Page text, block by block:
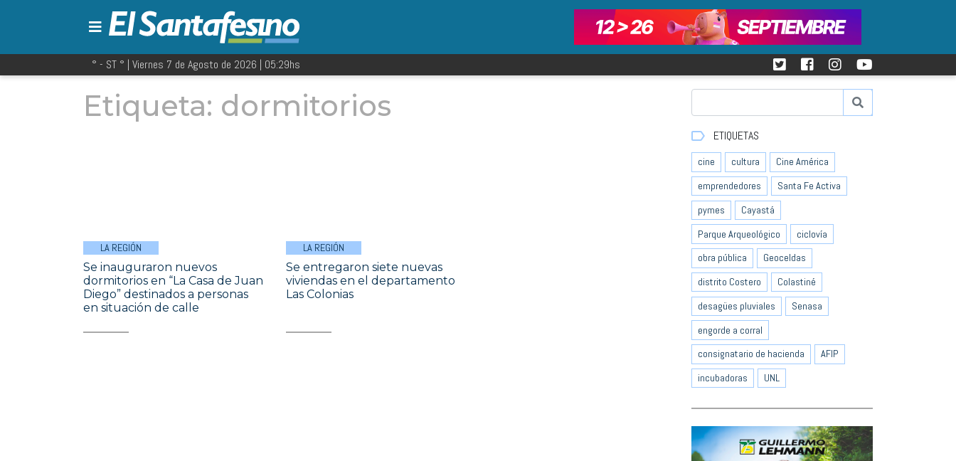
° - ST ° | Viernes 7 de Agosto de 2026 | 05:29hs
Etiqueta: dormitorios
LA REGIÓN
Se inauguraron nuevos
dormitorios en “La Casa de Juan
Diego” destinados a personas
en situación de calle
LA REGIÓN
Se entregaron siete nuevas
viviendas en el departamento
Las Colonias
ETIQUETAS
cine cultura
Cine América
emprendedores
Santa Fe Activa
pymes
Cayastá
Parque Arqueológico
ciclovía
obra pública
Geoceldas
distrito Costero
Colastiné
desagües pluviales
Senasa
engorde a corral
consignatario de hacienda
AFIP
incubadoras
UNL